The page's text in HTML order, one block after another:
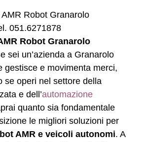
Robot Granarolo
sei un’azienda a Granarolo
gestisce e movimenta merci,
se operi nel settore della
e dell’automazione
quanto sia fondamentale
le migliori soluzioni per
AMR e veicoli autonomi. A